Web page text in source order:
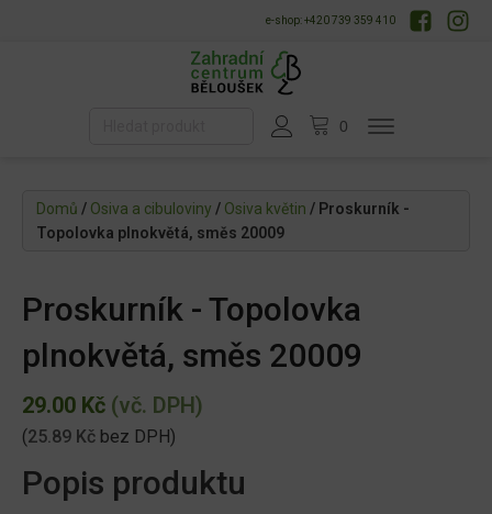
e-shop: +420 739 359 410
Domů / Osiva a cibuloviny / Osiva květin / Proskurník -
Topolovka plnokvětá, směs 20009
Proskurník - Topolovka
plnokvětá, směs 20009
29.00 Kč (vč. DPH)
(25.89 Kč bez DPH)
Popis produktu